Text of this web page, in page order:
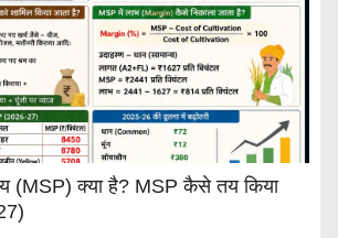
(MSP) क्या है? MSP कैसे तय किया